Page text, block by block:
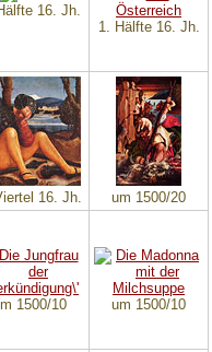
16. Jh.
1. Hälfte 16. Jh.
16. Jh. um 1500/20
1500/10 um 1500/10